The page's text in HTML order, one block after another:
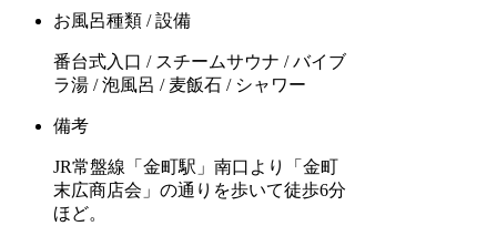
お風呂種類 / 設備
番台式入口 / スチームサウナ / バイブ
ラ湯 / 泡風呂 / 麦飯石 / シャワー
備考
JR常盤線「金町駅」南口より「金町
末広商店会」の通りを歩いて徒歩6分
ほど。